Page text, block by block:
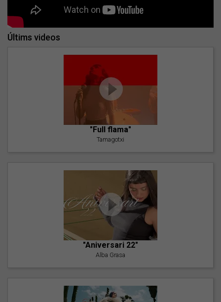
Últims videos
"Full flama"
Tamagotxi
"Aniversari 22"
Alba Grasa